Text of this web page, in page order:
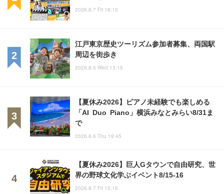
2026.8.7 Fri 18:15
江戸東京歴史ツーリズム参加者募集、両国駅
周辺を街歩き
2026.8.5 Wed 13:15
【夏休み2026】ピアノ未経験でも楽しめる
「AI Duo Piano」横浜みなとみらい8/31ま
で
2026.8.6 Thu 19:45
【夏休み2026】巨人Gタウンで自由研究、世
界の野球文化学ぶイベント8/15-16
2026.8.7 Fri 15:15